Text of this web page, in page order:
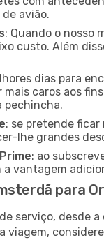
avião.
: Quando o nosso
custo. Além
dias para
caros aos
pechincha.
: se pretende
lhe grandes
: ao
vantagem
para
serviço, desde
viagem,